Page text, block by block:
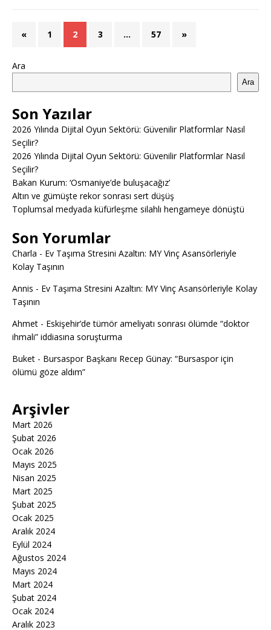
« 1 2 3 … 57 »
Ara
Ara
Son Yazılar
2026 Yılında Dijital Oyun Sektörü: Güvenilir Platformlar Nasıl
Seçilir?
2026 Yılında Dijital Oyun Sektörü: Güvenilir Platformlar Nasıl
Seçilir?
Bakan Kurum: ‘Osmaniye’de buluşacağız’
Altın ve gümüşte rekor sonrası sert düşüş
Toplumsal medyada küfürleşme silahlı hengameye dönüştü
Son Yorumlar
Charla - Ev Taşıma Stresini Azaltın: MY Vinç Asansörleriyle
Kolay Taşının
Annis - Ev Taşıma Stresini Azaltın: MY Vinç Asansörleriyle Kolay
Taşının
Ahmet - Eskişehir’de tümör ameliyatı sonrası ölümde “doktor
ihmali” iddiasına soruşturma
Buket - Bursaspor Başkanı Recep Günay: “Bursaspor için
ölümü göze aldım”
Arşivler
Mart 2026
Şubat 2026
Ocak 2026
Mayıs 2025
Nisan 2025
Mart 2025
Şubat 2025
Ocak 2025
Aralık 2024
Eylül 2024
Ağustos 2024
Mayıs 2024
Mart 2024
Şubat 2024
Ocak 2024
Aralık 2023